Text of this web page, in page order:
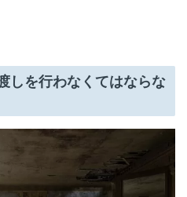
しを行わなくてはならな